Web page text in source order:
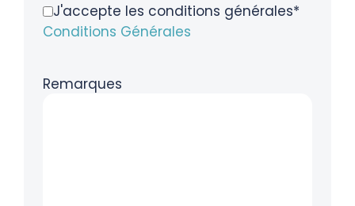
J'accepte les conditions générales*
Conditions Générales
Remarques